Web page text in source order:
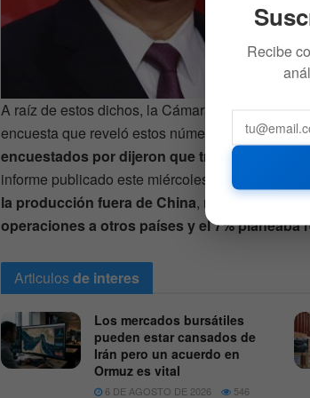
A raíz de estos dichos, la Cámara de Comercio
encuesta que reveló estos números:
solo el
encuestados por dijeron que trasladarán
informe publicado este miércoles.
Más del
la producción fuera de China, mientras queel
operaciones a otros países y el 7% planeaba
Articulosde interes
Los mercados bursátiles
pueden estar cansados de
Irán pero un acuerdo en
Ormuz es vital
6 DE AGOSTO DE 2026 546
Recibe